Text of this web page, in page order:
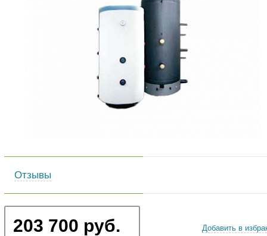
Отзывы
203 700 руб.
Добавить в